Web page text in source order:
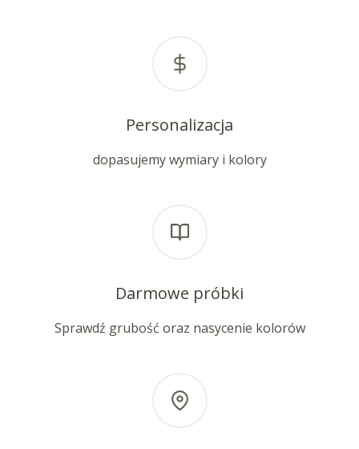
Personalizacja
dopasujemy wymiary i kolory
Darmowe próbki
Sprawdź grubość oraz nasycenie kolorów